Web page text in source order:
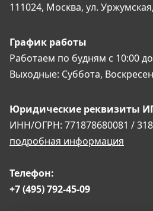
111024, Москва, ул.
График работы
Работаем по будням с 10:00
Выходные: Суббота,
Юридические реквизиты
ИНН/ОГРН: 771878680081 /
подробная информация
Телефон:
+7 (495) 792-45-09